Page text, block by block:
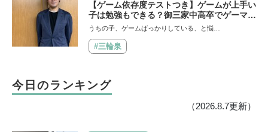
【ゲーム依存度テストつき】ゲームが上手い
子は勉強もできる？御三家中高卒でゲーマー
の医師・阿部智史さんが教えるゲームしなが
うちの子、ゲームばっかりしている、と悩…
#三輪泉
今日のランキング
（2026.8.7更新）